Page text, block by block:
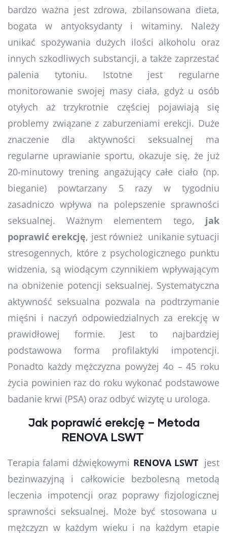
bardzo ważna jest zdrowa, zbilansowana dieta,
bogata w antyoksydanty i witaminy. Należy
unikać spożywania dużych ilości alkoholu oraz
innych szkodliwych substancji, a także zaprzestać
palenia tytoniu. Istotne jest regularne
monitorowanie swojej masy ciała, gdyż u osób
otyłych aż trzykrotnie częściej pojawiają się
problemy związane z zaburzeniami erekcji. Duże
znaczenie dla aktywności seksualnej ma
regularne uprawianie sportu, okazuje się, że już
20-minutowy trening angażujący całe ciało (np.
bieganie) powtarzany 5 razy w tygodniu
zasadniczo wpływa na polepszenie sprawności
seksualnej. Ważnym elementem tego, jak
poprawić erekcję, jest również unikanie sytuacji
stresogennych, które z psychologicznego punktu
widzenia, są wiodącym czynnikiem wpływającym
na obniżenie potencji seksualnej. Systematyczna
aktywność seksualna pozwala na podtrzymanie
mięśni i naczyń odpowiedzialnych za erekcję w
prawidłowej formie. Jest to najbardziej
podstawowa forma profilaktyki impotencji.
Ponadto każdy mężczyzna powyżej 4o – 45 roku
życia powinien raz do roku wykonać podstawowe
badanie krwi (PSA) oraz odbyć wizytę u urologa.
Jak poprawić erekcję – Metoda
RENOVA LSWT
Terapia falami dźwiękowymi RENOVA LSWTjest
bezinwazyjną i całkowicie bezbolesną metodą
leczenia impotencji oraz poprawy fizjologicznej
sprawności seksualnej. Może być stosowana u
mężczyzn w każdym wieku i na każdym etapie